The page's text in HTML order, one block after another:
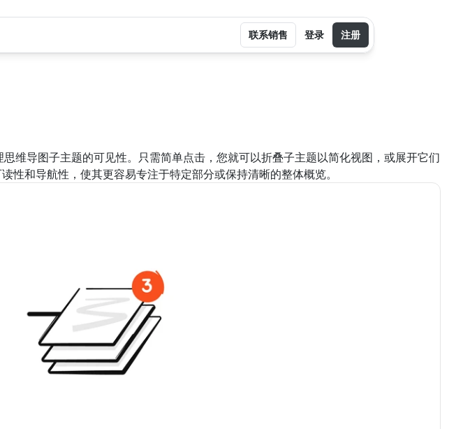
维导图子主题的可见性。只需简单点击，您就可以折叠子主题以简化视图，或展开它们
性和导航性，使其更容易专注于特定部分或保持清晰的整体概览。
联系销售 登录 注册